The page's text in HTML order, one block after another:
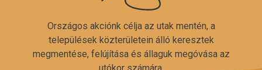
Országos akciónk célja az utak mentén, a
települések közterületein álló keresztek
megmentése, felújítása és állaguk megóvása az